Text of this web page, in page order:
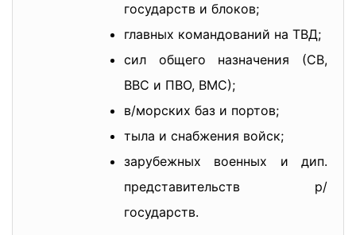
государств и блоков;
главных командований на ТВД;
сил общего назначения (СВ,
ВВС и ПВО, ВМС);
в/морских баз и портов;
тыла и снабжения войск;
зарубежных военных и дип.
представительств р/
государств.